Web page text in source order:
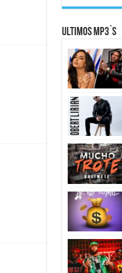
Ultimos MP3`s